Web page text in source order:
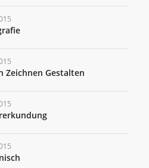
Zeichnen Gestalten